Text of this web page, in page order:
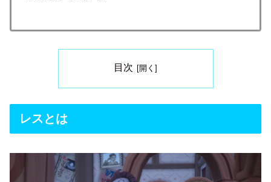
目次
レスとは